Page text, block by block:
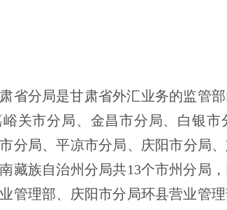
省分局是甘肃省外汇业务的监管
关市分局、金昌市分局、白银市
分局、平凉市分局、庆阳市分局
藏族自治州分局共13个市州分局，
管理部、庆阳市分局环县营业管